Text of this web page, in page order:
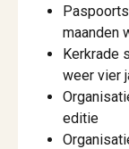
maanden
Kerkrade
weer vier
editie